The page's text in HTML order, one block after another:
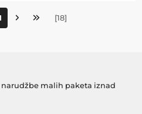
[18]
malih paketa iznad